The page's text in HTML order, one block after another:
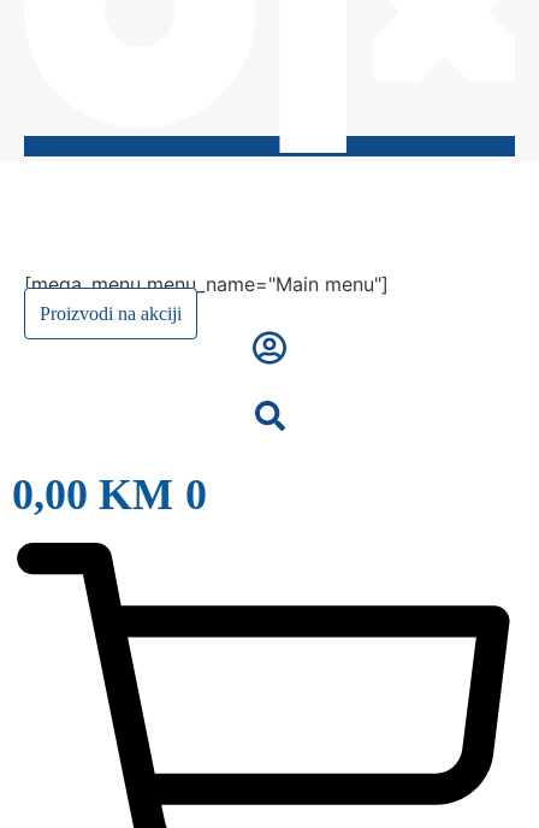
[mega_menu menu_name="Main menu"]
Proizvodi na akciji
0,00 KM 0